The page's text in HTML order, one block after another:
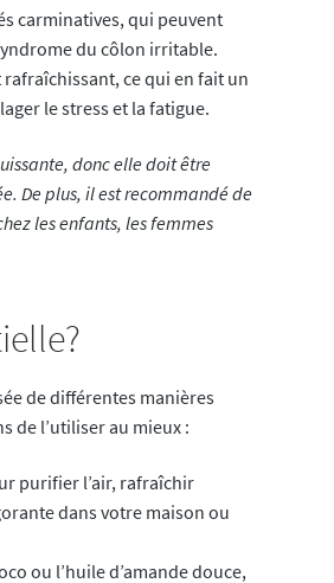
carminatives, qui peuvent
du côlon irritable.
ce qui en fait un
le stress et la fatigue.
donc elle doit être
De plus, il est recommandé de
les enfants, les femmes
de différentes manières
de l’utiliser au mieux :
purifier l’air, rafraîchir
dans votre maison ou
ou l’huile d’amande douce,